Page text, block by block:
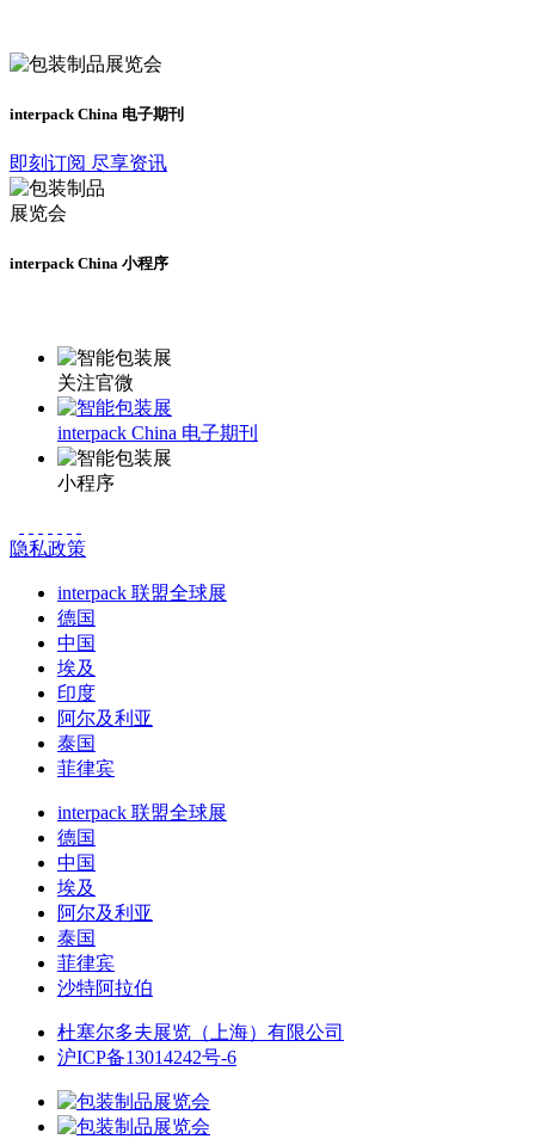
interpack China 电子期刊
即刻订阅 尽享资讯
interpack China 小程序
关注官微
interpack China 电子期刊
小程序
隐私政策
interpack 联盟全球展
德国
中国
埃及
印度
阿尔及利亚
泰国
菲律宾
interpack 联盟全球展
德国
中国
埃及
阿尔及利亚
泰国
菲律宾
沙特阿拉伯
杜塞尔多夫展览（上海）有限公司
沪ICP备13014242号-6